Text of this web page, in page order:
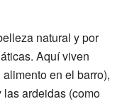
natural y por
Aquí viven
en el barro),
las ardeidas (como